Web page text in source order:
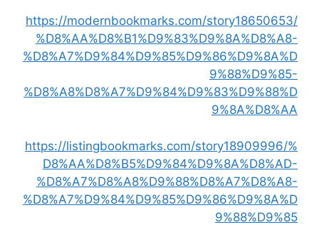
https://modernbookmarks.com/story18650653/
%D8%AA%D8%B1%D9%83%D9%8A%D8%A8-
%D8%A7%D9%84%D9%85%D9%86%D9%8A%D
9%88%D9%85-
%D8%A8%D8%A7%D9%84%D9%83%D9%88%D
9%8A%D8%AA
https://listingbookmarks.com/story18909996/%
D8%AA%D8%B5%D9%84%D9%8A%D8%AD-
%D8%A7%D8%A8%D9%88%D8%A7%D8%A8-
%D8%A7%D9%84%D9%85%D9%86%D9%8A%D
9%88%D9%85